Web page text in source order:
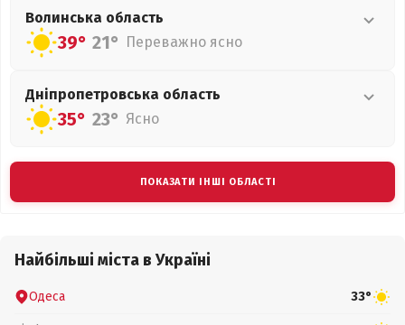
Волинська область
39° 21° Переважно ясно
Дніпропетровська область
35° 23° Ясно
ПОКАЗАТИ ІНШІ ОБЛАСТІ
Найбільші міста в Україні
Одеса 33°